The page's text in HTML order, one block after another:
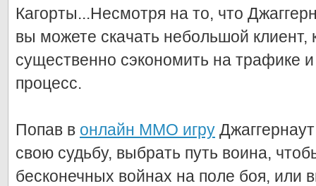
Кагорты...Несмотря на то, что
вы можете скачать небольшой клиент,
существенно сэкономить на трафике и
процесс.
Попав в онлайн ММО игру
свою судьбу, выбрать путь воина,
бесконечных войнах на поле боя, или